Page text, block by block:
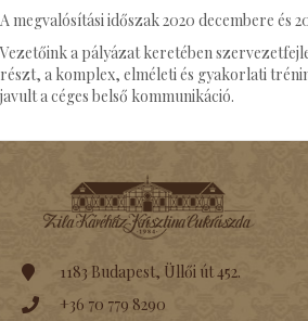
A megvalósítási időszak 2020 decembere és
Vezetőink a pályázat keretében
részt, a komplex, elméleti és gyakorlati
javult a céges belső kommunikáció.
1183 Budapest, Üllői út 452.
+36 70 779 8290